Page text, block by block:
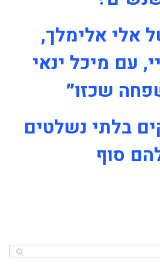
אלי אלימלך,
עם מיכל ינאי
שכזו״
בלתי נשלטים
סוף